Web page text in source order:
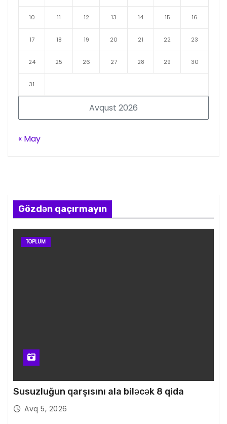
Avqust 2026
10 11 12 13 14 15 16
17 18 19 20 21 22 23
24 25 26 27 28 29 30
31
« May
Gözdən qaçırmayın
TOPLUM
Susuzluğun qarşısını ala biləcək 8 qida
Avq 5, 2026